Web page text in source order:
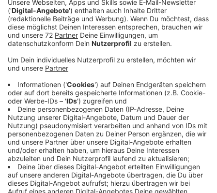
Sonnyboy mit Sommerhit
Anzeige
Mit seinem zweiten Album "Mar de Colores" ist Alvaro
Soler endgültig in den Top-Platzierungen der
europäischen Charts angekommen. Dieser Erfolg hat
ihm auch seinen Platz bei "Sing meinen Song"
gesichert. In der Sendung hat Alvaro Soler unter
anderem seine Version von Johannes Oerdings "Kreise"
performed. Johannes hat sich mit einer Version von
Solers "Sofia" revanchiert. Passend dazu gibt es nun
eine Sonderpressung von "Mar de Colores" und die
aktuelle SIngle "La Libertad"
Anzeige